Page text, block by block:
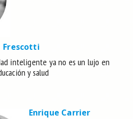
Frescotti
inteligente ya no es un lujo en
y salud
Enrique Carrier